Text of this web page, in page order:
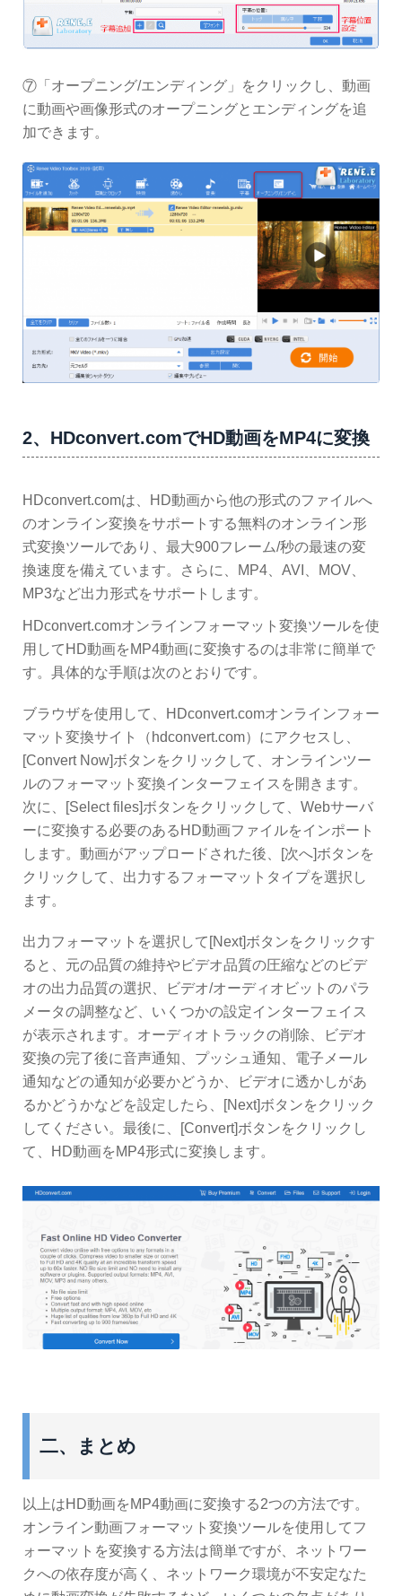
⑦「オープニング/エンディング」をクリックし、動画
に動画や画像形式のオープニングとエンディングを追
加できます。
2、HDconvert.comでHD動画をMP4に変換
HDconvert.comは、HD動画から他の形式のファイルへ
のオンライン変換をサポートする無料のオンライン形
式変換ツールであり、最大900フレーム/秒の最速の変
換速度を備えています。さらに、MP4、AVI、MOV、
MP3など出力形式をサポートします。
HDconvert.comオンラインフォーマット変換ツールを使
用してHD動画をMP4動画に変換するのは非常に簡単で
す。具体的な手順は次のとおりです。
ブラウザを使用して、HDconvert.comオンラインフォー
マット変換サイト（hdconvert.com）にアクセスし、
[Convert Now]ボタンをクリックして、オンラインツー
ルのフォーマット変換インターフェイスを開きます。
次に、[Select files]ボタンをクリックして、Webサーバ
ーに変換する必要のあるHD動画ファイルをインポート
します。動画がアップロードされた後、[次へ]ボタンを
クリックして、出力するフォーマットタイプを選択し
ます。
出力フォーマットを選択して[Next]ボタンをクリックす
ると、元の品質の維持やビデオ品質の圧縮などのビデ
オの出力品質の選択、ビデオ/オーディオビットのパラ
メータの調整など、いくつかの設定インターフェイス
が表示されます。オーディオトラックの削除、ビデオ
変換の完了後に音声通知、プッシュ通知、電子メール
通知などの通知が必要かどうか、ビデオに透かしがあ
るかどうかなどを設定したら、[Next]ボタンをクリック
してください。最後に、[Convert]ボタンをクリックし
て、HD動画をMP4形式に変換します。
二、まとめ
以上はHD動画をMP4動画に変換する2つの方法です。
オンライン動画フォーマット変換ツールを使用してフ
ォーマットを変換する方法は簡単ですが、ネットワー
クへの依存度が高く、ネットワーク環境が不安定なた